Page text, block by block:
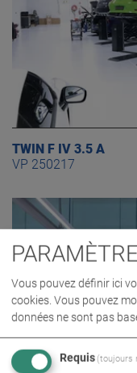
TWIN F IV 3.5 A
VP 250217
Vous pouvez définir ici
cookies. Vous pouvez
données ne sont pas
Requis (toujours